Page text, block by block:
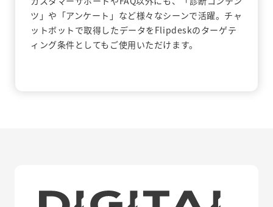
ツ」や「アンケート」など様々なシーンで活躍。チャ
ットボットで取得したデータをFlipdeskのターゲテ
ィング条件としてもご使用いただけます。